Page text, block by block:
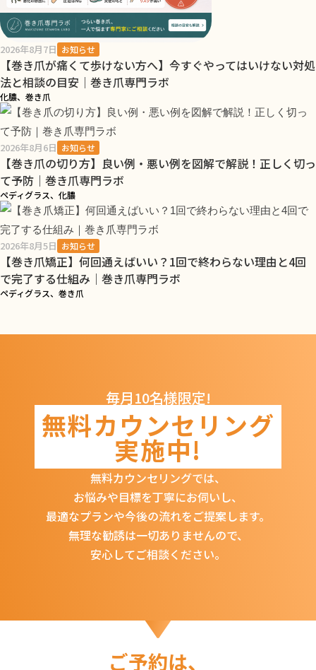
2026年8月7日 お知らせ
【巻き爪が痛くて歩けない方へ】今すぐやってはいけない対処
法と相談の目安｜巻き爪専門ラボ
化膿、巻き爪
2026年8月6日 お知らせ
【巻き爪の切り方】良い例・悪い例を図解で解説！正しく切っ
て予防｜巻き爪専門ラボ
ペディグラス、化膿
2026年8月5日 お知らせ
【巻き爪矯正】何回通えばいい？1回で終わらない理由と4回
で完了する仕組み｜巻き爪専門ラボ
ペディグラス、巻き爪
毎月10名様限定!
無料カウンセリング
実施中!
無料カウンセリングでは、
お悩みや目標を丁寧にお伺いし、
最適なプランや今後の流れをご提案します。
無理な勧誘は一切ありませんので、
安心してご相談ください。
ご予約は、